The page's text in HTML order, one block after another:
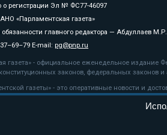
о регистрации Эл № ФС77-46097
«Парламентская газета»
главного редактора — Абдуллаев М.Р.
E-mail: pg@pnp.ru
газета» - официальное еженедельное издание
законов, федеральных законов и
газеты» - это оперативные новости и
газеты» активная ссылка на pnp.ru обязательна.
рекомендательные